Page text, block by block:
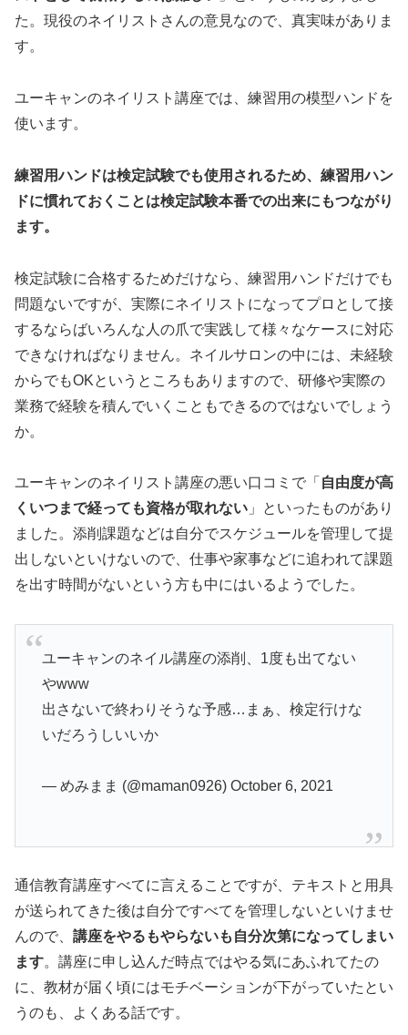
た。現役のネイリストさんの意見なので、真実味がありま
す。
ユーキャンのネイリスト講座では、練習用の模型ハンドを
使います。
練習用ハンドは検定試験でも使用されるため、練習用ハン
ドに慣れておくことは検定試験本番での出来にもつながり
ます。
検定試験に合格するためだけなら、練習用ハンドだけでも
問題ないですが、実際にネイリストになってプロとして接
するならばいろんな人の爪で実践して様々なケースに対応
できなければなりません。ネイルサロンの中には、未経験
からでもOKというところもありますので、研修や実際の
業務で経験を積んでいくこともできるのではないでしょう
か。
ユーキャンのネイリスト講座の悪い口コミで「 自由度が高
くいつまで経っても資格が取れない 」といったものがあり
ました。添削課題などは自分でスケジュールを管理して提
出しないといけないので、仕事や家事などに追われて課題
を出す時間がないという方も中にはいるようでした。
ユーキャンのネイル講座の添削、1度も出てない
やwww
出さないで終わりそうな予感…まぁ、検定行けな
いだろうしいいか
— めみまま (@maman0926) October 6, 2021
通信教育講座すべてに言えることですが、テキストと用具
が送られてきた後は自分ですべてを管理しないといけませ
んので、 講座をやるもやらないも自分次第になってしまい
ます。講座に申し込んだ時点ではやる気にあふれてたの
に、教材が届く頃にはモチベーションが下がっていたとい
うのも、よくある話です。